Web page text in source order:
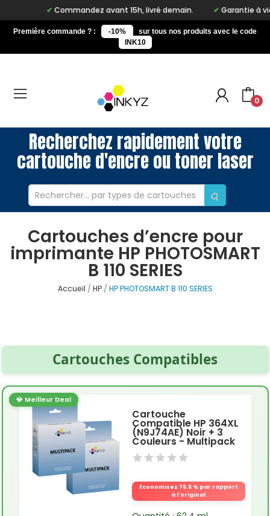
Commandez avant 15h, livré demain. Garantie à vie
Première commande ? : -10%
sur tous nos produits avec le code
INK10
0
Recherchez rapidement votre
cartouche d'encre ou toner laser
Cartouches d’encre pour
imprimante HP PHOTOSMART
B 110 SERIES
Accueil HP HP PHOTOSMART B 110 SERIES
Cartouches Compatibles
💎 Meilleur Deal
Cartouche
Compatible HP 364XL
(N9J74AE) Noir + 3
Couleurs - Multipack
Économisez 76.6 % par rapport
à l'original